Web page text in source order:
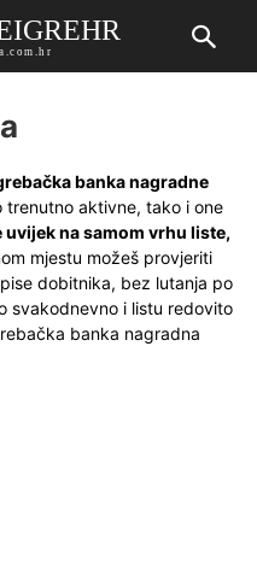
banka nagradne
trenutno aktivne, tako i one
uvijek na samom vrhu liste,
mjestu možeš provjeriti
dobitnika, bez lutanja po
svakodnevno i listu redovito
banka nagradna